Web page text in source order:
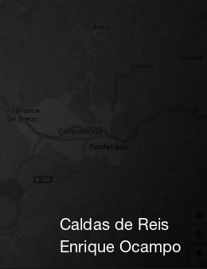
Caldas de Reis
Enrique Ocampo